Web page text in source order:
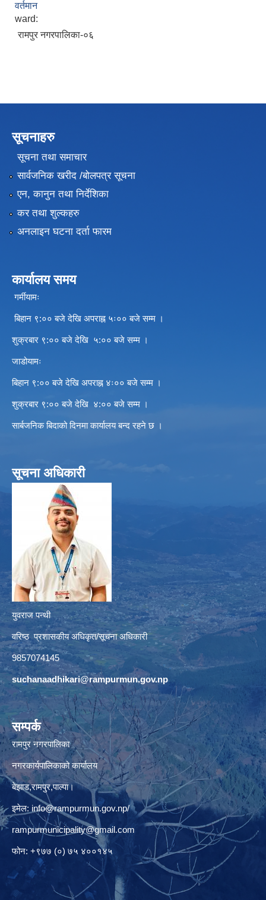
वर्तमान
ward:
रामपुर नगरपालिका-०६
सूचनाहरु
सूचना तथा समाचार
सार्वजनिक खरीद /बोलपत्र सूचना
एन, कानुन तथा निर्देशिका
कर तथा शुल्कहरु
अनलाइन घटना दर्ता फारम
कार्यालय समय
गर्मीयामः
बिहान ९:०० बजे देखि अपराह्न ५ः०० बजे सम्म ।
शुक्रबार ९:०० बजे देखि ५:०० बजे सम्म ।
जाडोयामः
बिहान ९:०० बजे देखि अपराह्न ४ः०० बजे सम्म ।
शुक्रबार ९:०० बजे देखि ४:०० बजे सम्म ।
सार्बजनिक बिदाको दिनमा कार्यालय बन्द रहने छ ।
सूचना अधिकारी
युवराज पन्थी
वरिष्ठ प्रशासकीय अधिकृत/सूचना अधिकारी
9857074145
suchanaadhikari@rampurmun.gov.np
सम्पर्क
रामपुर नगरपालिका
नगरकार्यपालिकाको कार्यालय
बेझाड,रामपुर,पाल्पा।
इमेल: info@rampurmun.gov.np/
rampurmunicipality@gmail.com
फोन: +९७७ (०) ७५ ४००१४५